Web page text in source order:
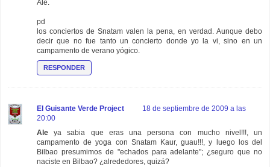
Ale.
pd
los conciertos de Snatam valen la pena, en verdad. Aunque debo
decir que no fue tanto un concierto donde yo la vi, sino en un
campamento de verano yógico.
RESPONDER
El Guisante Verde Project
18 de septiembre de 2009 a las
20:00
Ale ya sabia que eras una persona con mucho nivel!!!, un
campamento de yoga con Snatam Kaur, guau!!!, y luego los del
Bilbao presumimos de "echados para adelante"; ¿seguro que no
naciste en Bilbao? ¿alrededores, quizá?